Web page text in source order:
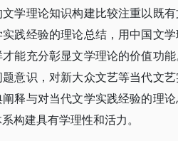
学理论知识构建比较注重以既
践经验的理论总结，用中国文
能充分彰显文学理论的价值功
意识，对新大众文艺等当代文
释与对当代文学实践经验的理
构建具有学理性和活力。